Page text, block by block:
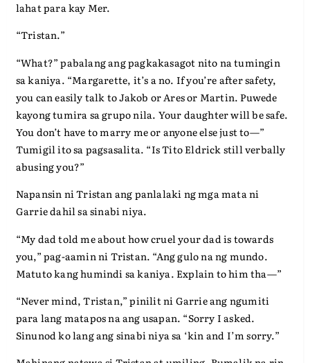
lahat para kay Mer.
“Tristan.”
“What?” pabalang ang pagkakasagot nito na tumingin
sa kaniya. “Margarette, it’s a no. If you’re after safety,
you can easily talk to Jakob or Ares or Martin. Puwede
kayong tumira sa grupo nila. Your daughter will be safe.
You don’t have to marry me or anyone else just to—”
Tumigil ito sa pagsasalita. “Is Tito Eldrick still verbally
abusing you?”
Napansin ni Tristan ang panlalaki ng mga mata ni
Garrie dahil sa sinabi niya.
“My dad told me about how cruel your dad is towards
you,” pag-aamin ni Tristan. “Ang gulo na ng mundo.
Matuto kang humindi sa kaniya. Explain to him tha—”
“Never mind, Tristan,” pinilit ni Garrie ang ngumiti
para lang matapos na ang usapan. “Sorry I asked.
Sinunod ko lang ang sinabi niya sa ‘kin and I’m sorry.”